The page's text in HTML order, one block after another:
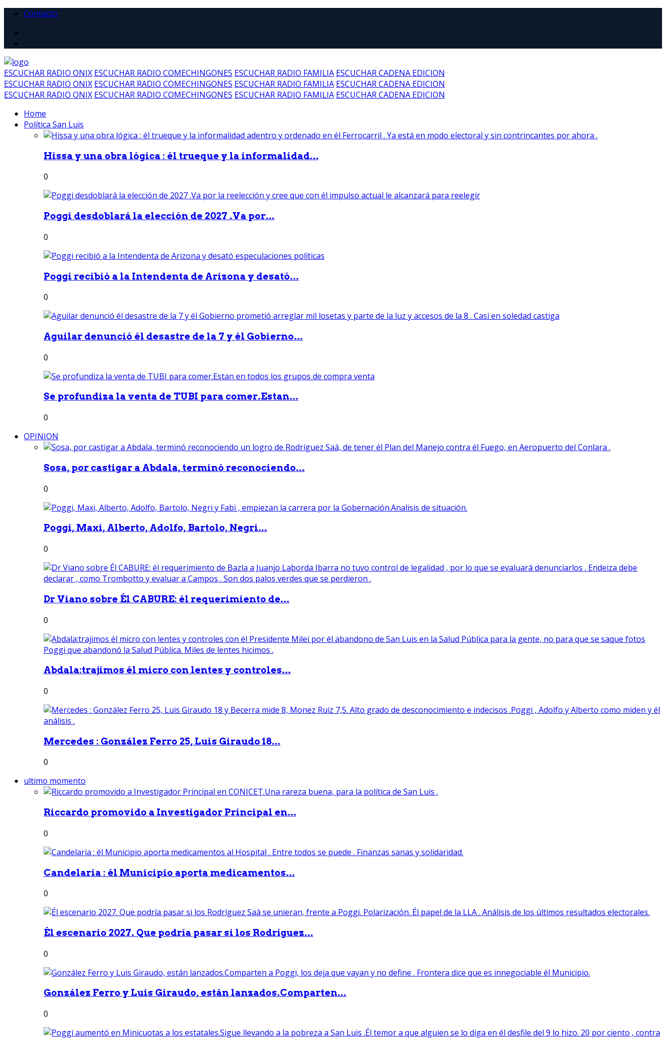
Contacto
ESCUCHAR RADIO ONIX ESCUCHAR RADIO COMECHINGONES ESCUCHAR RADIO FAMILIA ESCUCHAR CADENA EDICION
ESCUCHAR RADIO ONIX ESCUCHAR RADIO COMECHINGONES ESCUCHAR RADIO FAMILIA ESCUCHAR CADENA EDICION
ESCUCHAR RADIO ONIX ESCUCHAR RADIO COMECHINGONES ESCUCHAR RADIO FAMILIA ESCUCHAR CADENA EDICION
Home
Política San Luis
Hissa y una obra lógica : él trueque y la informalidad...
0
Poggi desdoblará la elección de 2027 .Va por...
0
Poggi recibió a la Intendenta de Arizona y desató...
0
Aguilar denunció él desastre de la 7 y él Gobierno...
0
Se profundiza la venta de TUBI para comer.Estan...
0
OPINION
Sosa, por castigar a Abdala, terminó reconociendo...
0
Poggi, Maxi, Alberto, Adolfo, Bartolo, Negri...
0
Dr Viano sobre Él CABURE: él requerimiento de...
0
Abdala:trajimos él micro con lentes y controles...
0
Mercedes : González Ferro 25, Luis Giraudo 18...
0
ultimo momento
Riccardo promovido a Investigador Principal en...
0
Candelaria : él Municipio aporta medicamentos...
0
Él escenario 2027. Que podría pasar si los Rodríguez...
0
González Ferro y Luis Giraudo, están lanzados.Comparten...
0